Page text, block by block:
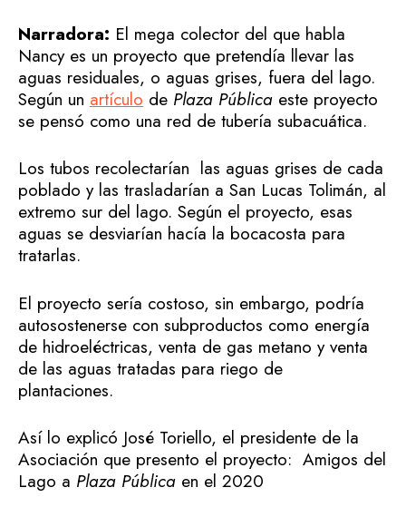
Narradora: El mega colector del que habla
Nancy es un proyecto que pretendía llevar las
aguas residuales, o aguas grises, fuera del lago.
Según un artículo de Plaza Pública este proyecto
se pensó como una red de tubería subacuática.
Los tubos recolectarían las aguas grises de cada
poblado y las trasladarían a San Lucas Tolimán, al
extremo sur del lago. Según el proyecto, esas
aguas se desviarían hacía la bocacosta para
tratarlas.
El proyecto sería costoso, sin embargo, podría
autosostenerse con subproductos como energía
de hidroeléctricas, venta de gas metano y venta
de las aguas tratadas para riego de
plantaciones.
Así lo explicó José Toriello, el presidente de la
Asociación que presento el proyecto: Amigos del
Lago a Plaza Pública en el 2020